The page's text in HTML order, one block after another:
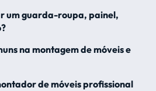
um guarda-roupa, painel,
na montagem de móveis e
de móveis profissional